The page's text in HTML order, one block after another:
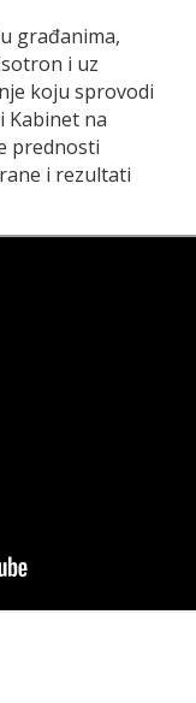
građanima,
i uz
koju sprovodi
Kabinet na
prednosti
i rezultati